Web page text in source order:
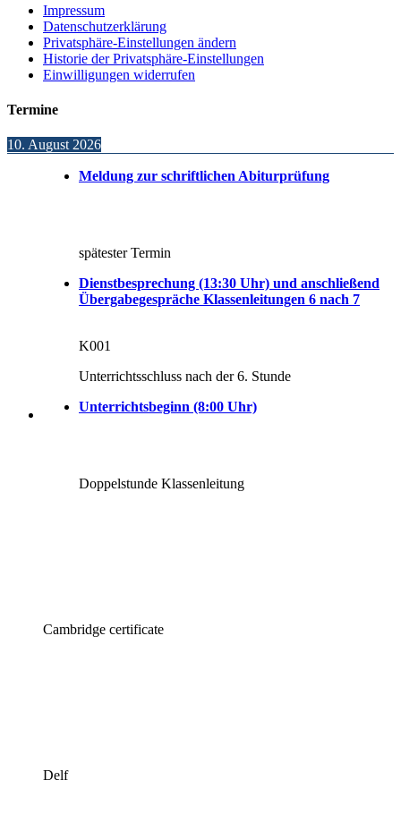
Impressum
Datenschutzerklärung
Privatsphäre-Einstellungen ändern
Historie der Privatsphäre-Einstellungen
Einwilligungen widerrufen
Termine
10. August 2026
Meldung zur schriftlichen Abiturprüfung
spätester Termin
Dienstbesprechung (13:30 Uhr) und anschließend
Übergabegespräche Klassenleitungen 6 nach 7
K001
Unterrichtsschluss nach der 6. Stunde
Unterrichtsbeginn (8:00 Uhr)
Doppelstunde Klassenleitung
Cambridge certificate
Delf